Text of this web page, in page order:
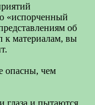
«испорченный
об
к материалам, вы
опасны, чем
глаза и пытаются